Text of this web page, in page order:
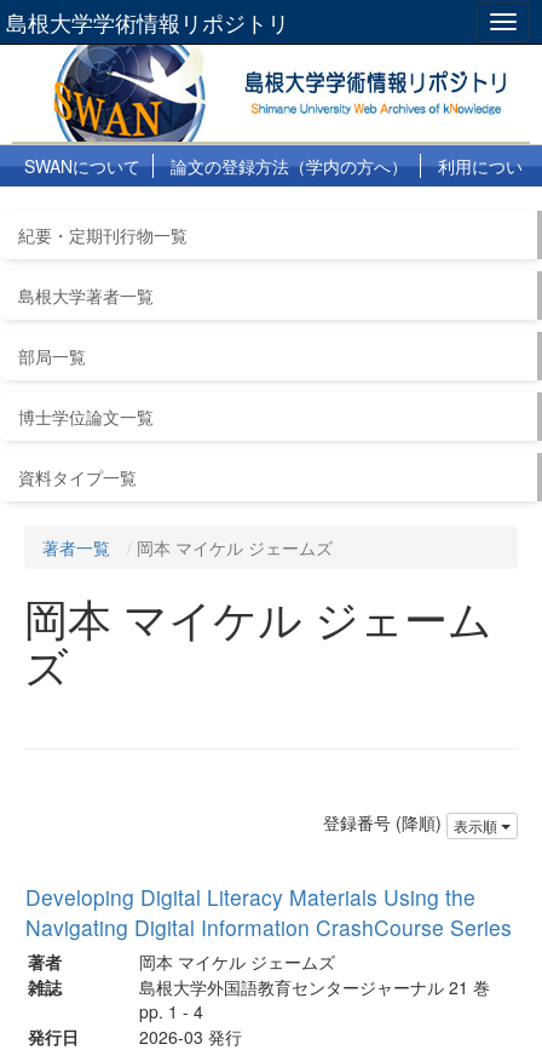
島根大学学術情報リポジトリ
SWANについて 論文の登録方法（学内の方へ）
利用につい
紀要・定期刊行物一覧
島根大学著者一覧
部局一覧
博士学位論文一覧
資料タイプ一覧
著者一覧 岡本 マイケル ジェームズ
岡本 マイケル ジェーム
ズ
登録番号 (降順) 表示順
Developing Digital Literacy Materials Using the
Navigating Digital Information CrashCourse Series
著者
岡本 マイケル ジェームズ
雑誌
島根大学外国語教育センタージャーナル 21 巻
pp. 1 - 4
発行日
2026-03 発行